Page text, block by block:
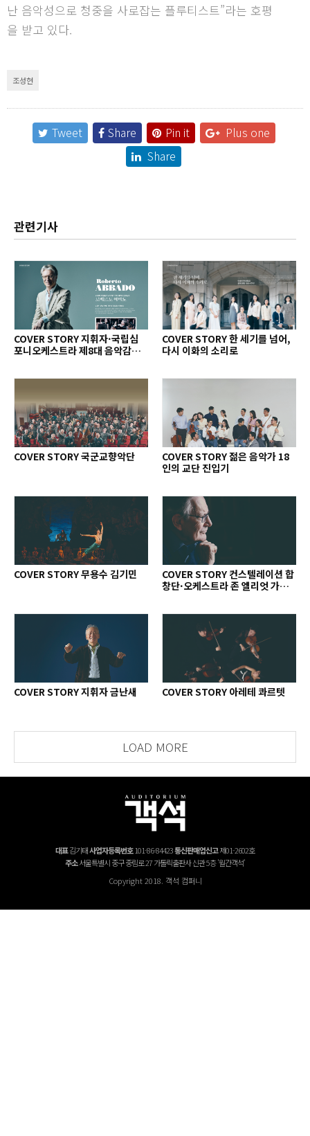
난 음악성으로 청중을 사로잡는 플루티스트”라는 호평
을 받고 있다.
조성현
Tweet Share Pin it
Plus one
Share
관련기사
COVER STORY 지휘자·국립심
포니오케스트라 제8대 음악감독
COVER STORY 한 세기를 넘어,
다시 이화의 소리로
COVER STORY 국군교향악단
COVER STORY 젊은 음악가 18
인의 교단 진입기
COVER STORY 무용수 김기민
COVER STORY 컨스텔레이션 합
창단·오케스트라 존 엘리엇 가디
COVER STORY 지휘자 금난새 COVER STORY 아레테 콰르텟
LOAD MORE
대표김기태사업자등록번호101-86-84423통신판매업신고제01-2602호
주소서울특별시 중구 중림로 27 가톨릭출판사 신관 5층 '월간객석'
Copyright 2018. 객석 컴퍼니